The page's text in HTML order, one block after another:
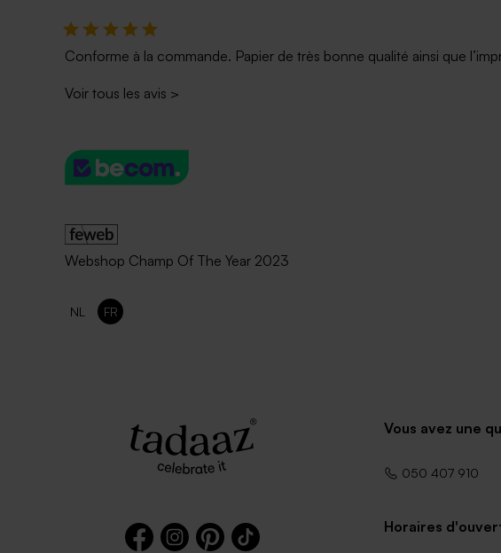
Conforme à la commande. Papier de très bonne qualité ainsi que
Voir tous les avis >
Webshop Champ Of The Year 2023
NL FR
Vous avez une
050 407 910
Horaires